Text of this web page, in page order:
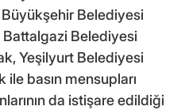
Belediyesi
Battalgazi Belediyesi
Yeşilyurt Belediyesi
ile basın mensupları
da istişare edildiği